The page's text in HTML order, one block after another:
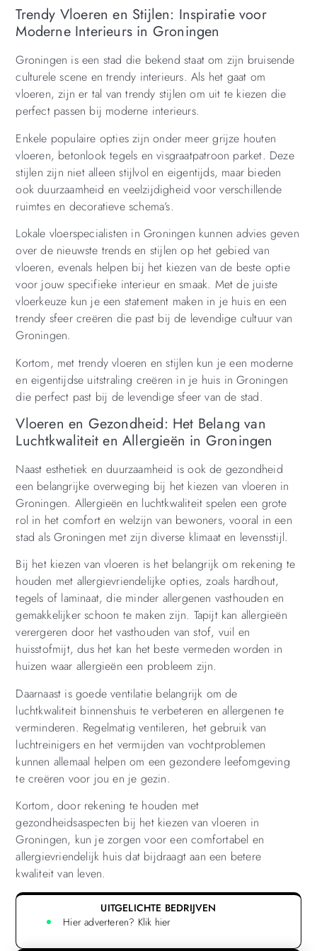
Trendy Vloeren en Stijlen: Inspiratie voor
Moderne Interieurs in Groningen
Groningen is een stad die bekend staat om zijn bruisende
culturele scene en trendy interieurs. Als het gaat om
vloeren, zijn er tal van trendy stijlen om uit te kiezen die
perfect passen bij moderne interieurs.
Enkele populaire opties zijn onder meer grijze houten
vloeren, betonlook tegels en visgraatpatroon parket. Deze
stijlen zijn niet alleen stijlvol en eigentijds, maar bieden
ook duurzaamheid en veelzijdigheid voor verschillende
ruimtes en decoratieve schema’s.
Lokale vloerspecialisten in Groningen kunnen advies geven
over de nieuwste trends en stijlen op het gebied van
vloeren, evenals helpen bij het kiezen van de beste optie
voor jouw specifieke interieur en smaak. Met de juiste
vloerkeuze kun je een statement maken in je huis en een
trendy sfeer creëren die past bij de levendige cultuur van
Groningen.
Kortom, met trendy vloeren en stijlen kun je een moderne
en eigentijdse uitstraling creëren in je huis in Groningen
die perfect past bij de levendige sfeer van de stad.
Vloeren en Gezondheid: Het Belang van
Luchtkwaliteit en Allergieën in Groningen
Naast esthetiek en duurzaamheid is ook de gezondheid
een belangrijke overweging bij het kiezen van vloeren in
Groningen. Allergieën en luchtkwaliteit spelen een grote
rol in het comfort en welzijn van bewoners, vooral in een
stad als Groningen met zijn diverse klimaat en levensstijl.
Bij het kiezen van vloeren is het belangrijk om rekening te
houden met allergievriendelijke opties, zoals hardhout,
tegels of laminaat, die minder allergenen vasthouden en
gemakkelijker schoon te maken zijn. Tapijt kan allergieën
verergeren door het vasthouden van stof, vuil en
huisstofmijt, dus het kan het beste vermeden worden in
huizen waar allergieën een probleem zijn.
Daarnaast is goede ventilatie belangrijk om de
luchtkwaliteit binnenshuis te verbeteren en allergenen te
verminderen. Regelmatig ventileren, het gebruik van
luchtreinigers en het vermijden van vochtproblemen
kunnen allemaal helpen om een gezondere leefomgeving
te creëren voor jou en je gezin.
Kortom, door rekening te houden met
gezondheidsaspecten bij het kiezen van vloeren in
Groningen, kun je zorgen voor een comfortabel en
allergievriendelijk huis dat bijdraagt aan een betere
kwaliteit van leven.
UITGELICHTE BEDRIJVEN
Hier adverteren? Klik hier